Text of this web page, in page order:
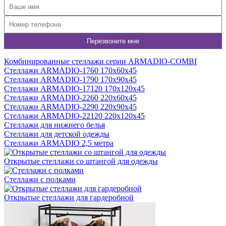
Комбинированные стеллажи серии ARMADIO-COMBI
Стеллажи ARMADIO-1760 170х60х45
Стеллажи ARMADIO-1790 170х90х45
Стеллажи ARMADIO-17120 170х120х45
Стеллажи ARMADIO-2260 220х60х45
Стеллажи ARMADIO-2290 220х90х45
Стеллажи ARMADIO-22120 220х120х45
Стеллажи для нижнего белья
Стеллажи для детской одежды
Стеллажи ARMADIO 2,5 метра
Открытые стеллажи со штангой для одежды
Стеллажи с полками
Открытые стеллажи для гардеробной